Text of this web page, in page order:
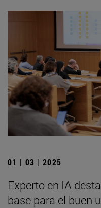
01 | 03 | 2025
Experto en IA
base para el buen